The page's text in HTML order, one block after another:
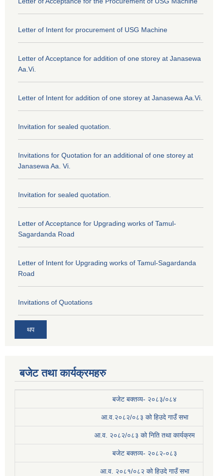
Letter of Intent for procurement of USG Machine
Letter of Acceptance for addition of one storey at Janasewa
Aa.Vi.
Letter of Intent for addition of one storey at Janasewa Aa.Vi.
Invitation for sealed quotation.
Invitations for Quotation for an additional of one storey at
Janasewa Aa. Vi.
Invitation for sealed quotation.
Letter of Acceptance for Upgrading works of Tamul-
Sagardanda Road
Letter of Intent for Upgrading works of Tamul-Sagardanda
Road
Invitations of Quotations
थप
बजेट तथा कार्यक्रमहरु
बजेट बक्तव्य- २०८३/०८४
आ.व.२०८२/०८३ को हिउदे गाउँ सभा
आ.व. २०८२/०८३ को निति तथा कार्यक्रम
बजेट बक्तव्य- २०८२-०८३
आ.व. २०८१/०८२ को हिउदे गाउँ सभा